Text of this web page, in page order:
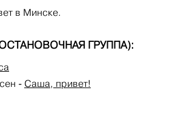
в Минске.
ГРУППА):
- Саша, привет!